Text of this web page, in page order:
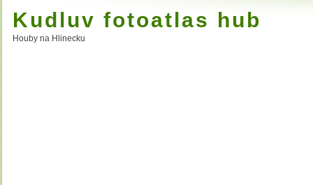
Kudluv fotoatlas hub
Houby na Hlinecku